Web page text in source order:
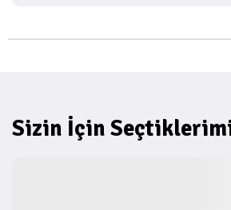
Sizin İçin